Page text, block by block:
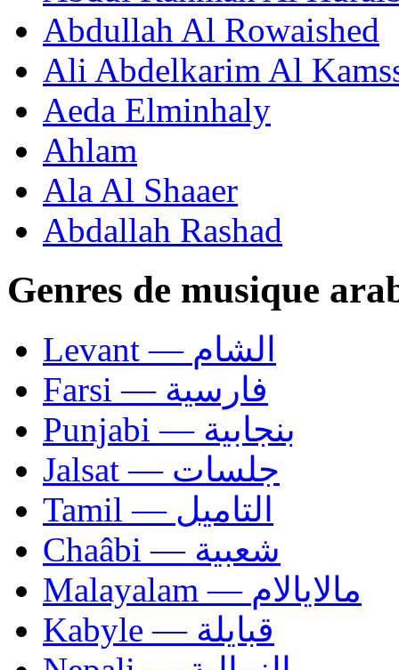
Abdullah Al Rowaished
Ali Abdelkarim Al
Aeda Elminhaly
Ahlam
Ala Al Shaaer
Abdallah Rashad
Genres de musique
Levant — الشام
Farsi — فارسية
Punjabi — بنجابية
Jalsat — جلسات
Tamil — التاميل
Chaâbi — شعبية
Malayalam — مالايالام
Kabyle — قبايلة